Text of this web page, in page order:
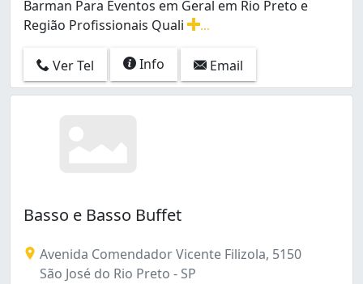
Barman Para Eventos em Geral em Rio Preto e
Região Profissionais Quali
Ver Tel
Info Email
Basso e Basso Buffet
Avenida Comendador Vicente Filizola, 5150
São José do Rio Preto - SP